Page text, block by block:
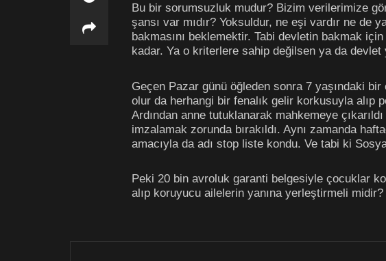
Bu bir sorumsuzluk mudur? Bizim verilerimize
şansı var mıdır? Yoksuldur, ne eşi vardır ne
bakmasını beklemektir. Tabi devletin bakmak
kadar. Ya o kriterlere sahip değilsen ya da devlet
Geçen Pazar günü öğleden sonra 7 yaşındaki
olur da herhangi bir fenalık gelir korkusuyla
Ardından anne tutuklanarak mahkemeye
imzalamak zorunda bırakıldı. Aynı zamanda
amacıyla da adı stop liste kondu. Ve tabi ki
Peki 20 bin avroluk garanti belgesiyle çocuklar
alıp koruyucu ailelerin yanına yerleştirmeli